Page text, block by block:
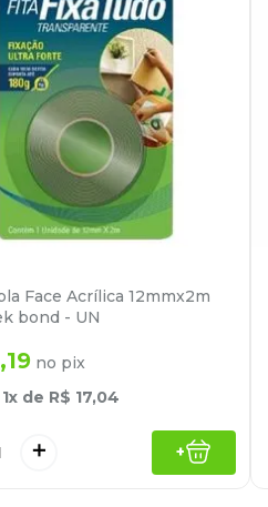
Face Acrílica 12mmx2m
bond - UN
,19 no pix
1x de R$ 17,04
＋ +